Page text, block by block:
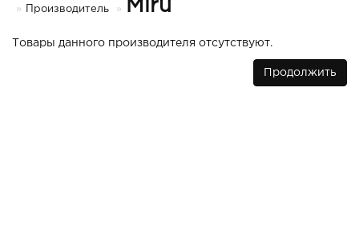
Производитель Miru
Товары данного производителя отсутствуют.
Продолжить